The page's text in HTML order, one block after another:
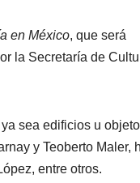
en México, que será
la Secretaría de
sea edificios u
y Teoberto Maler,
entre otros.